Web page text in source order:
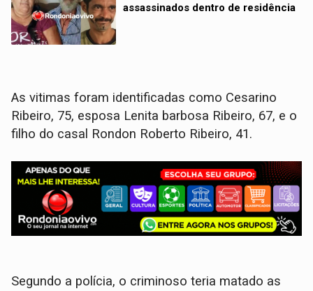
assassinados dentro de residência
As vitimas foram identificadas como Cesarino
Ribeiro, 75, esposa Lenita barbosa Ribeiro, 67, e o
filho do casal Rondon Roberto Ribeiro, 41.
Segundo a polícia, o criminoso teria matado as